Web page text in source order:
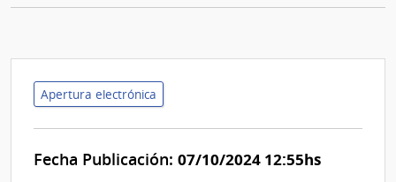
Apertura electrónica
Fecha Publicación: 07/10/2024 12:55hs